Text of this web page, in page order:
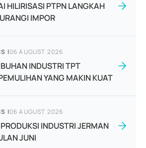
HILIRISASI PTPN LANGKAH
IMPOR
|06 AUGUST 2026
INDUSTRI TPT
YANG MAKIN KUAT
|06 AUGUST 2026
INDUSTRI JERMAN
JUNI